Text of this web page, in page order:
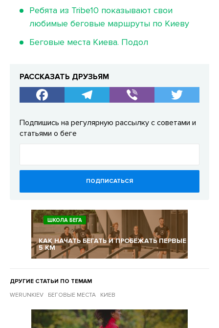
Ребята из Tribe10 показывают свои
любимые беговые маршруты по Киеву
Беговые места Киева. Подол
РАССКАЗАТЬ ДРУЗЬЯМ
Подпишись на регулярную рассылку с советами и
статьями о беге
ПОДПИСАТЬСЯ
ШКОЛА БЕГА
КАК НАЧАТЬ БЕГАТЬ И ПРОБЕЖАТЬ ПЕРВЫЕ
5 КМ
ДРУГИЕ СТАТЬИ ПО ТЕМАМ
WERUNKIEV
БЕГОВЫЕ МЕСТА КИЕВ
Другие статьи по темам